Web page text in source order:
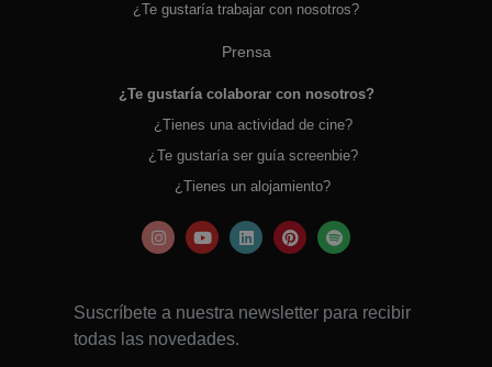
¿Te gustaría trabajar con nosotros?
Prensa
¿Te gustaría colaborar con nosotros?
¿Tienes una actividad de cine?
¿Te gustaría ser guía screenbie?
¿Tienes un alojamiento?
Suscríbete a nuestra newsletter para recibir
todas las novedades.